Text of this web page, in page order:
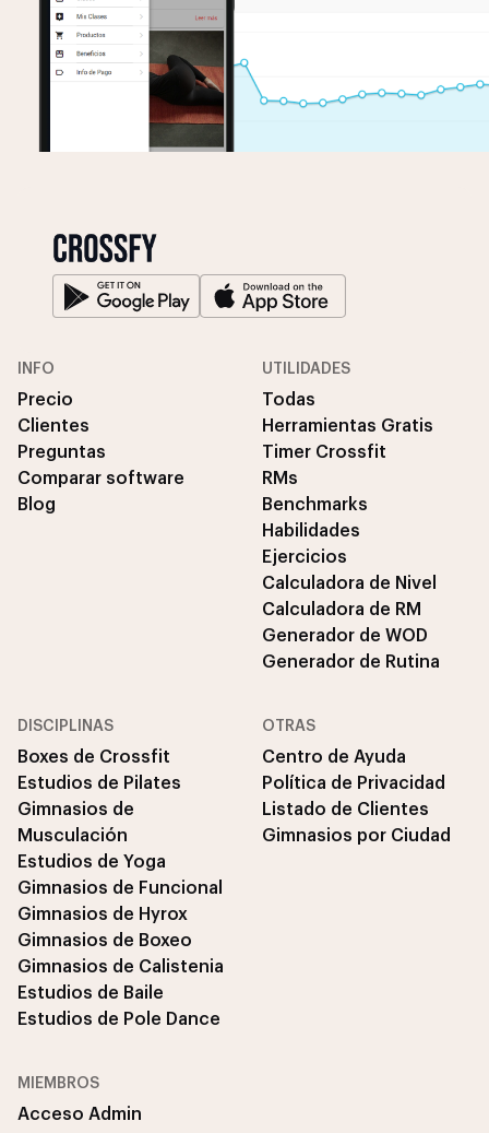
INFO
Precio
Clientes
Preguntas
Comparar software
Blog
UTILIDADES
Todas
Herramientas Gratis
Timer Crossfit
RMs
Benchmarks
Habilidades
Ejercicios
Calculadora de Nivel
Calculadora de RM
Generador de WOD
Generador de Rutina
DISCIPLINAS
Boxes de Crossfit
Estudios de Pilates
Gimnasios de
Musculación
Estudios de Yoga
Gimnasios de Funcional
Gimnasios de Hyrox
Gimnasios de Boxeo
Gimnasios de Calistenia
Estudios de Baile
Estudios de Pole Dance
OTRAS
Centro de Ayuda
Política de Privacidad
Listado de Clientes
Gimnasios por Ciudad
MIEMBROS
Acceso Admin